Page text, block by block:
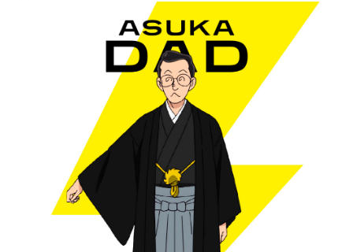
放送・配信情報
イントロダクション
あらすじ
登場キャラクター